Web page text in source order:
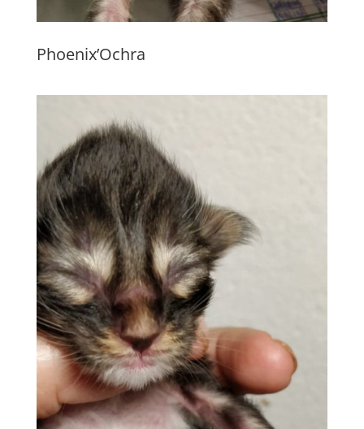
Phoenix’Ochra